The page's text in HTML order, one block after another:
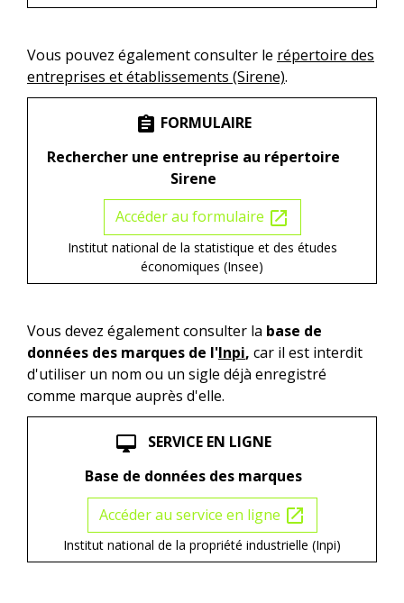
Vous pouvez également consulter le répertoire des
entreprises et établissements (Sirene).
assignment FORMULAIRE
Rechercher une entreprise au répertoire
Sirene
Accéder au formulaire open_in_new
Institut national de la statistique et des études
économiques (Insee)
Vous devez également consulter la base de
données des marques de l'Inpi, car il est interdit
d'utiliser un nom ou un sigle déjà enregistré
comme marque auprès d'elle.
desktop_mac
SERVICE EN LIGNE
Base de données des marques
Accéder au service en ligne open_in_new
Institut national de la propriété industrielle (Inpi)